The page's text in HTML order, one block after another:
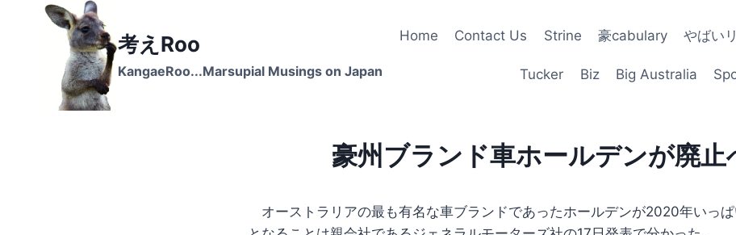
考えRoo
KangaeRoo...Marsupial Musings on Japan
Home Contact Us Strine 豪cabulary やばい
Tucker Biz Big Australia
豪州ブランド車ホールデンが廃止
オーストラリアの最も有名な車ブランドであったホールデンが2020年いっ